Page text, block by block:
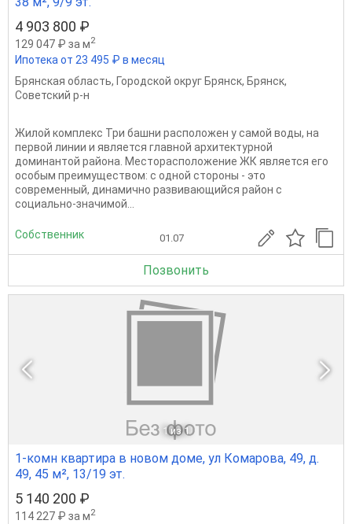
4 903 800 ₽
129 047 ₽ за м2
Ипотека от 23 495 ₽ в месяц
Брянская область, Городской округ Брянск, Брянск,
Советский р-н
Жилой комплекс Три башни расположен у самой воды, на
первой линии и является главной архитектурной
доминантой района. Месторасположение ЖК является его
особым преимуществом: с одной стороны - это
современный, динамично развивающийся район с
социально-значимой...
Собственник 01.07
Позвонить
1 из 1
1-комн квартира в новом доме, ул Комарова, 49, д.
49, 45 м², 13/19 эт.
5 140 200 ₽
114 227 ₽ за м2